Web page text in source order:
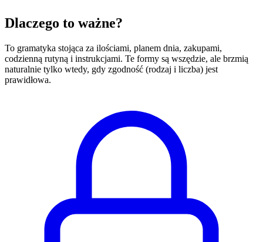
Dlaczego to ważne?
To gramatyka stojąca za ilościami, planem dnia, zakupami,
codzienną rutyną i instrukcjami. Te formy są wszędzie, ale brzmią
naturalnie tylko wtedy, gdy zgodność (rodzaj i liczba) jest
prawidłowa.